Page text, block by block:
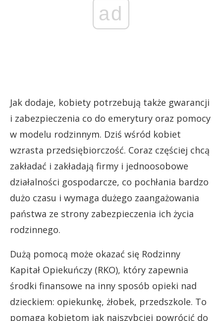
ad
Jak dodaje, kobiety potrzebują także gwarancji
i zabezpieczenia co do emerytury oraz pomocy
w modelu rodzinnym. Dziś wśród kobiet
wzrasta przedsiębiorczość. Coraz częściej chcą
zakładać i zakładają firmy i jednoosobowe
działalności gospodarcze, co pochłania bardzo
dużo czasu i wymaga dużego zaangażowania
państwa ze strony zabezpieczenia ich życia
rodzinnego.
Dużą pomocą może okazać się Rodzinny
Kapitał Opiekuńczy (RKO), który zapewnia
środki finansowe na inny sposób opieki nad
dzieckiem: opiekunkę, żłobek, przedszkole. To
pomaga kobietom jak najszybciej powrócić do